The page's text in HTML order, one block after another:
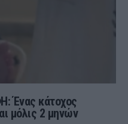
Ένας κάτοχος
μόλις 2 μηνών